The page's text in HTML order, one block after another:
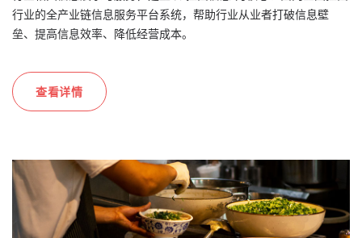
行业的全产业链信息服务平台系统，帮助行业从业者打破信息壁
垒、提高信息效率、降低经营成本。
查看详情